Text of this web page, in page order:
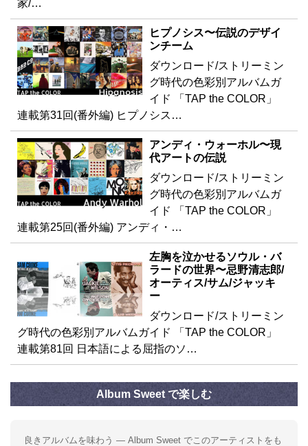
家/…
ヒプノシス〜伝説のデザイ
ンチーム
ダウンロード/ストリーミン
グ時代の色彩別アルバムガ
イド 「TAP the COLOR」
連載第31回(番外編) ヒプノシス…
アンディ・ウォーホル〜現
代アートの伝説
ダウンロード/ストリーミン
グ時代の色彩別アルバムガ
イド 「TAP the COLOR」
連載第25回(番外編) アンディ・…
左胸を泣かせるソウル・バ
ラードの世界〜忌野清志郎/
オーティス/サム/ジャッキ
ー
ダウンロード/ストリーミン
グ時代の色彩別アルバムガイド 「TAP the COLOR」
連載第81回 日本語による屈指のソ…
Album Sweet で楽しむ
良きアルバムを味わう — Album Sweet でこのアーティストをも